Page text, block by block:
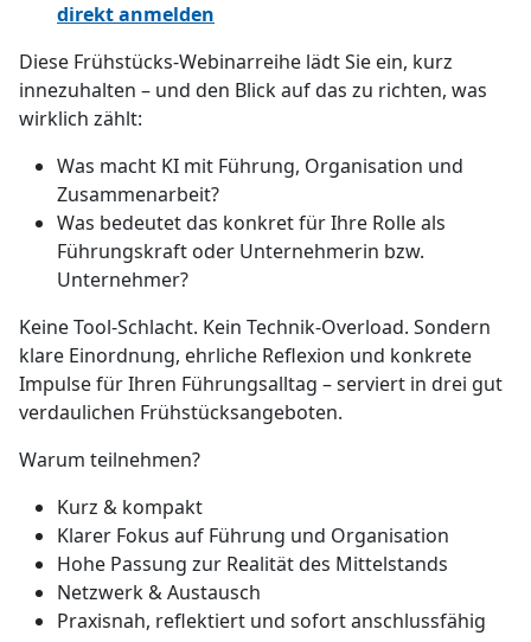
direkt anmelden
Diese Frühstücks-Webinarreihe lädt Sie ein, kurz
innezuhalten – und den Blick auf das zu richten, was
wirklich zählt:
Was macht KI mit Führung, Organisation und
Zusammenarbeit?
Was bedeutet das konkret für Ihre Rolle als
Führungskraft oder Unternehmerin bzw.
Unternehmer?
Keine Tool-Schlacht. Kein Technik-Overload. Sondern
klare Einordnung, ehrliche Reflexion und konkrete
Impulse für Ihren Führungsalltag – serviert in drei gut
verdaulichen Frühstücksangeboten.
Warum teilnehmen?
Kurz & kompakt
Klarer Fokus auf Führung und Organisation
Hohe Passung zur Realität des Mittelstands
Netzwerk & Austausch
Praxisnah, reflektiert und sofort anschlussfähig